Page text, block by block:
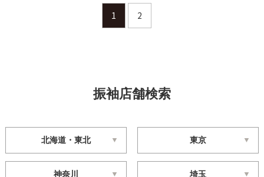
1 2
振袖店舗検索
北海道・東北 東京
神奈川 埼玉